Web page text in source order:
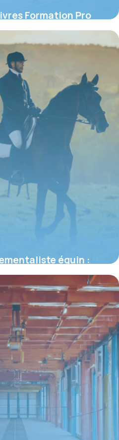
Formation Pro
équin :
critères pour bien